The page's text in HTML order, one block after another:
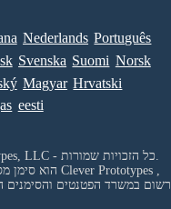
Nederlands Português
Svenska Suomi Norsk
Magyar Hrvatski
eesti
© 2026 - Clever Prototypes, LLC - כל הזכויות שמורות.
Clever Prototypes ,
ורשום במשרד הפטנטים